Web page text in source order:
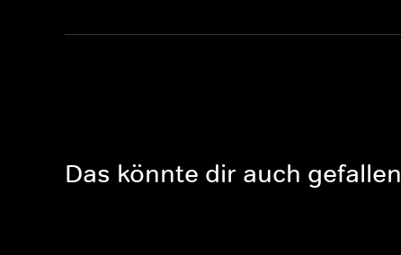
Das könnte dir auch gefallen